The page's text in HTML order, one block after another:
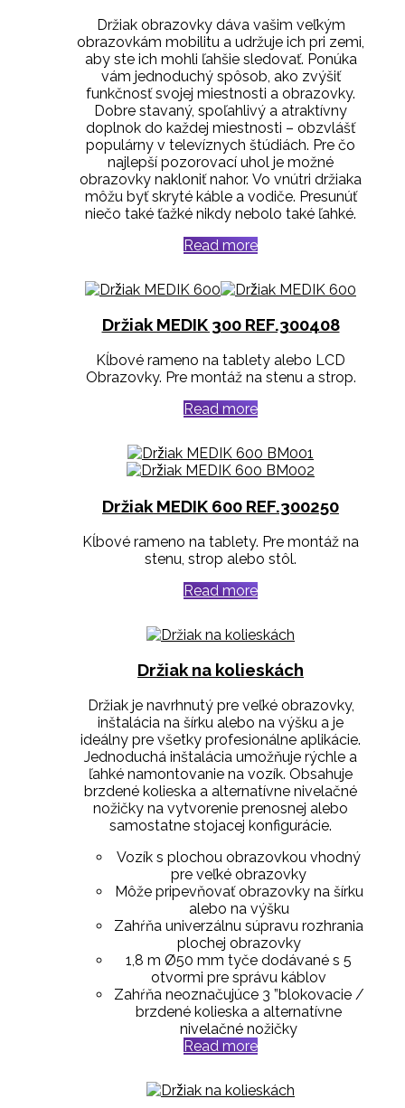
Držiak obrazovky dáva vašim veľkým
obrazovkám mobilitu a udržuje ich pri zemi,
aby ste ich mohli ľahšie sledovať. Ponúka
vám jednoduchý spôsob, ako zvýšiť
funkčnosť svojej miestnosti a obrazovky.
Dobre stavaný, spoľahlivý a atraktívny
doplnok do každej miestnosti – obzvlášť
populárny v televíznych štúdiách. Pre čo
najlepší pozorovací uhol je možné
obrazovky nakloniť nahor. Vo vnútri držiaka
môžu byť skryté káble a vodiče. Presunúť
niečo také ťažké nikdy nebolo také ľahké.
Read more
Držiak MEDIK 300 REF.300408
Kĺbové rameno na tablety alebo LCD
Obrazovky. Pre montáž na stenu a strop.
Read more
Držiak MEDIK 600 REF.300250
Kĺbové rameno na tablety. Pre montáž na
stenu, strop alebo stôl.
Read more
Držiak na kolieskách
Držiak je navrhnutý pre veľké obrazovky,
inštalácia na šírku alebo na výšku a je
ideálny pre všetky profesionálne aplikácie.
Jednoduchá inštalácia umožňuje rýchle a
ľahké namontovanie na vozík. Obsahuje
brzdené kolieska a alternatívne nivelačné
nožičky na vytvorenie prenosnej alebo
samostatne stojacej konfigurácie.
Vozík s plochou obrazovkou vhodný
pre veľké obrazovky
Môže pripevňovať obrazovky na šírku
alebo na výšku
Zahŕňa univerzálnu súpravu rozhrania
plochej obrazovky
1,8 m Ø50 mm tyče dodávané s 5
otvormi pre správu káblov
Zahŕňa neoznačujúce 3 ”blokovacie /
brzdené kolieska a alternatívne
nivelačné nožičky
Read more